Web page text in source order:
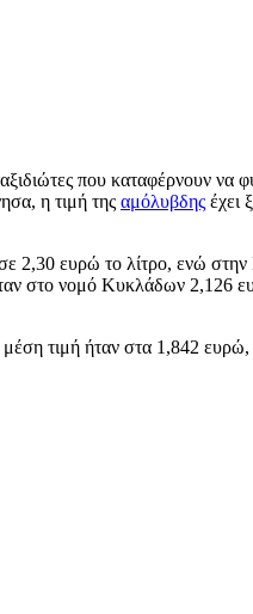
που καταφέρνουν να
η τιμή της αμόλυβδης έχει
2,30 ευρώ το λίτρο, ενώ
στο νομό Κυκλάδων 2,126
τιμή ήταν στα 1,842